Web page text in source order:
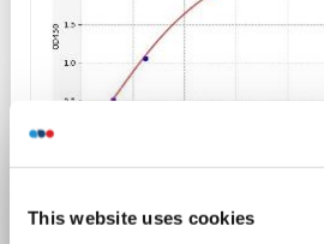
This website uses cookies